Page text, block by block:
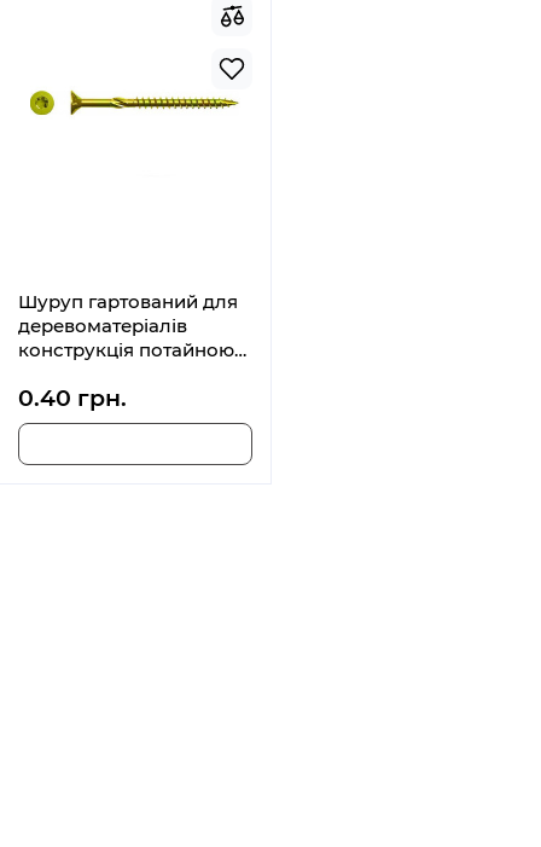
Шуруп гартований для
деревоматеріалів
конструкція потайною
0.40 грн.